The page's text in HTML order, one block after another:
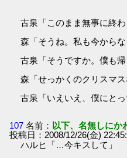
古泉「このまま無事に終わ
森「そうね。私も今からな
古泉「そうですか。僕も
森「せっかくのクリスマ
古泉「いえいえ、僕にとっ
107 名前： 以下、名無しにか
投稿日：2008/12/26(金)
ハルヒ「…今キスして」